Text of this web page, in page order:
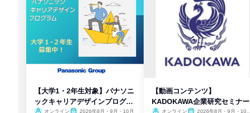
【大学1・2年生対象】パナソニ
ックキャリアデザインプログラ
オンライン 2026年8月・9月・10月
【動画コンテンツ】
KADOKAWA企業研究セミナー
オンライン 2026年8月・9月・10